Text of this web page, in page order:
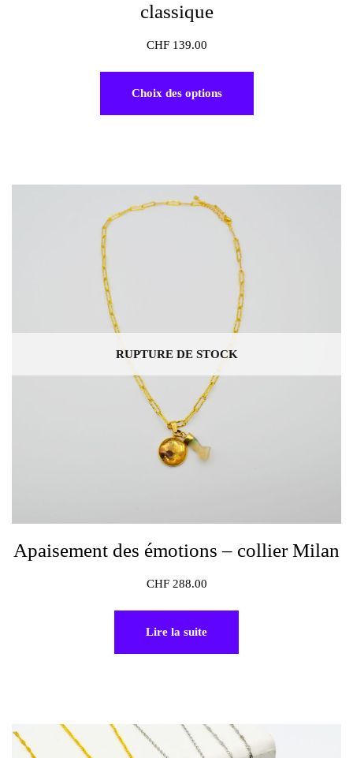
classique
CHF139.00
Choix des options
RUPTURE DE STOCK
Apaisement des émotions – collier Milan
CHF288.00
Lire la suite